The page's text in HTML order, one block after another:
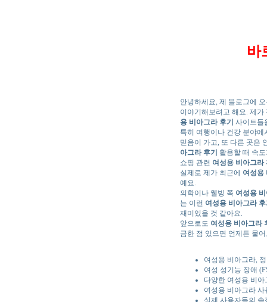
바
안녕하세요, 제 블로그에
이야기해보려고 해요. 제
용 비아그라 후기 사이트들
특히 여행이나 건강 분야
믿음이 가고, 또 다른 곳은
아그라 후기
활용할 때 속
쇼핑 관련 여성용 비아그라
실제로 제가 최근에 여성용
예요.
의학이나 웰빙 쪽 여성용
는 이런 여성용 비아그라
재미있을 것 같아요.
앞으로도 여성용 비아그라
금한 점 있으면 언제든 물
여성용 비아그라,
여성 성기능 장애
다양한 여성용 비
여성용 비아그라
실제 사용자들의